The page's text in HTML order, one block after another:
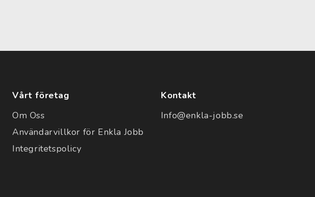
Vårt företag
Om Oss
Användarvillkor för Enkla Jobb
Integritetspolicy
Kontakt
Info@enkla-jobb.se